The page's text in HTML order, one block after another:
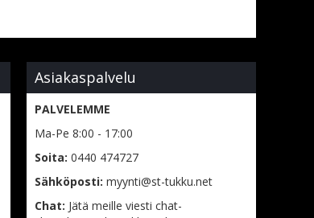
Asiakaspalvelu
PALVELEMME
Ma-Pe 8:00 - 17:00
Soita: 0440 474727
Sähköposti: myynti@st-tukku.net
Chat: Jätä meille viesti chat-